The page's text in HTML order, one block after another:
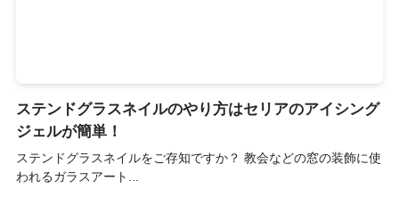
ステンドグラスネイルのやり方はセリアのアイシング
ジェルが簡単！
ステンドグラスネイルをご存知ですか？ 教会などの窓の装飾に使
われるガラスアート...